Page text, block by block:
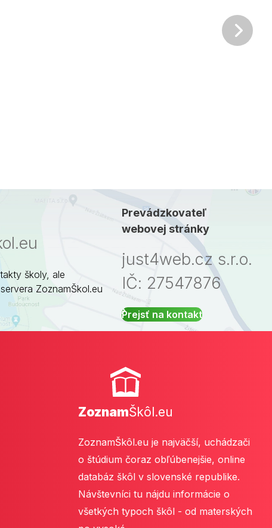
školy, ale
ZoznamŠkol.eu
Prevádzkovateľ
webovej stránky
just4web.cz s.r.o.
IČ: 27547876
Prejsť na kontakt
ZoznamŠkôl.eu
ZoznamŠkôl.eu je najväčší, uchádzači
o štúdium čoraz obľúbenejšie, online
databáz škôl v slovenské republike.
Návštevníci tu nájdu informácie o
všetkých typoch škôl - od materských